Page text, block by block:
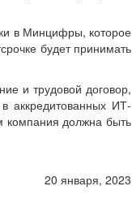
в Минцифры, которое
будет принимать
и трудовой договор,
аккредитованных ИТ-
компания должна быть
20 января, 2023